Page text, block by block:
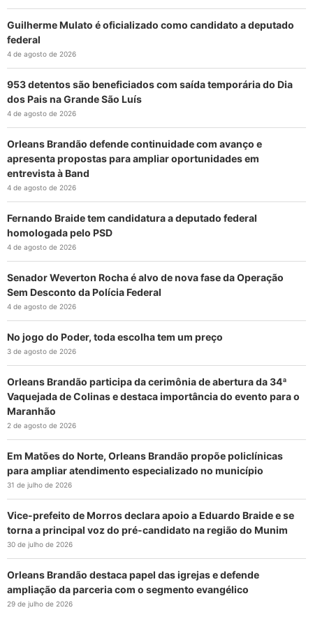
Guilherme Mulato é oficializado como candidato a deputado
federal
4 de agosto de 2026
953 detentos são beneficiados com saída temporária do Dia
dos Pais na Grande São Luís
4 de agosto de 2026
Orleans Brandão defende continuidade com avanço e
apresenta propostas para ampliar oportunidades em
entrevista à Band
4 de agosto de 2026
Fernando Braide tem candidatura a deputado federal
homologada pelo PSD
4 de agosto de 2026
Senador Weverton Rocha é alvo de nova fase da Operação
Sem Desconto da Polícia Federal
4 de agosto de 2026
No jogo do Poder, toda escolha tem um preço
3 de agosto de 2026
Orleans Brandão participa da cerimônia de abertura da 34ª
Vaquejada de Colinas e destaca importância do evento para o
Maranhão
2 de agosto de 2026
Em Matões do Norte, Orleans Brandão propõe policlínicas
para ampliar atendimento especializado no município
31 de julho de 2026
Vice-prefeito de Morros declara apoio a Eduardo Braide e se
torna a principal voz do pré-candidato na região do Munim
30 de julho de 2026
Orleans Brandão destaca papel das igrejas e defende
ampliação da parceria com o segmento evangélico
29 de julho de 2026